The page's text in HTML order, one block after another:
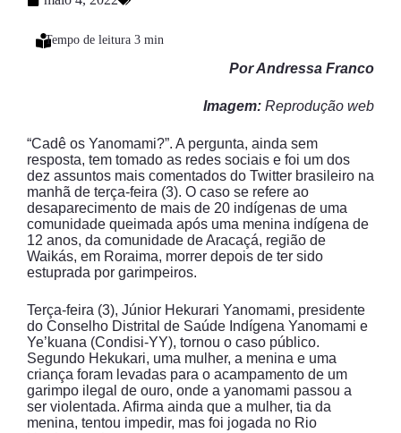
Por Andressa Franco
Imagem: Reprodução web
“Cadê os Yanomami?”. A pergunta, ainda sem
resposta, tem tomado as redes sociais e foi um dos
dez assuntos mais comentados do Twitter brasileiro na
manhã de terça-feira (3). O caso se refere ao
desaparecimento de mais de 20 indígenas de uma
comunidade queimada após uma menina indígena de
12 anos, da comunidade de Aracaçá, região de
Waikás, em Roraima, morrer depois de ter sido
estuprada por garimpeiros.
Terça-feira (3), Júnior Hekurari Yanomami, presidente
do Conselho Distrital de Saúde Indígena Yanomami e
Ye’kuana (Condisi-YY), tornou o caso público.
Segundo Hekukari, uma mulher, a menina e uma
criança foram levadas para o acampamento de um
garimpo ilegal de ouro, onde a yanomami passou a
ser violentada. Afirma ainda que a mulher, tia da
menina, tentou impedir, mas foi jogada no Rio